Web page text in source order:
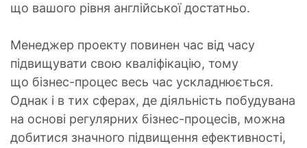
що вашого рівня англійської достатньо.
Менеджер проекту повинен час від часу
підвищувати свою кваліфікацію, тому
що бізнес-процес весь час ускладнюється.
Однак і в тих сферах, де діяльність побудувана
на основі регулярних бізнес-процесів, можна
добитися значного підвищення ефективності,